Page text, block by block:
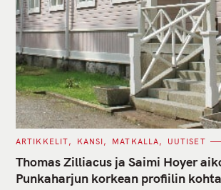
C
T
E
G
O
ARTIKKELIT KANSI MATKALLA UUTISET
Thomas Zilliacus ja Saimi Hoyer
Punkaharjun korkean profiilin